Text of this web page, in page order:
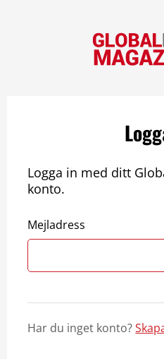
Logga in med ditt
konto.
Mejladress
Har du inget konto?